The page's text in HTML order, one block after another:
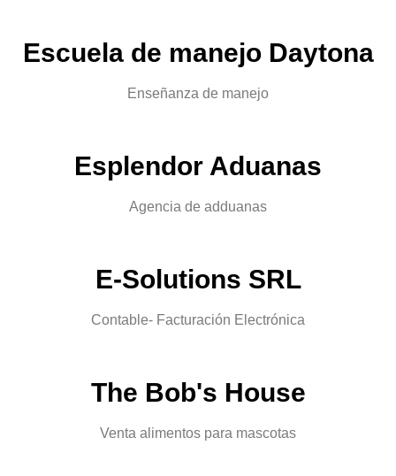
Escuela de manejo Daytona
Enseñanza de manejo​
Esplendor Aduanas
Agencia de adduanas
E-Solutions SRL
Contable- Facturación Electrónica
The Bob's House
Venta alimentos para mascotas